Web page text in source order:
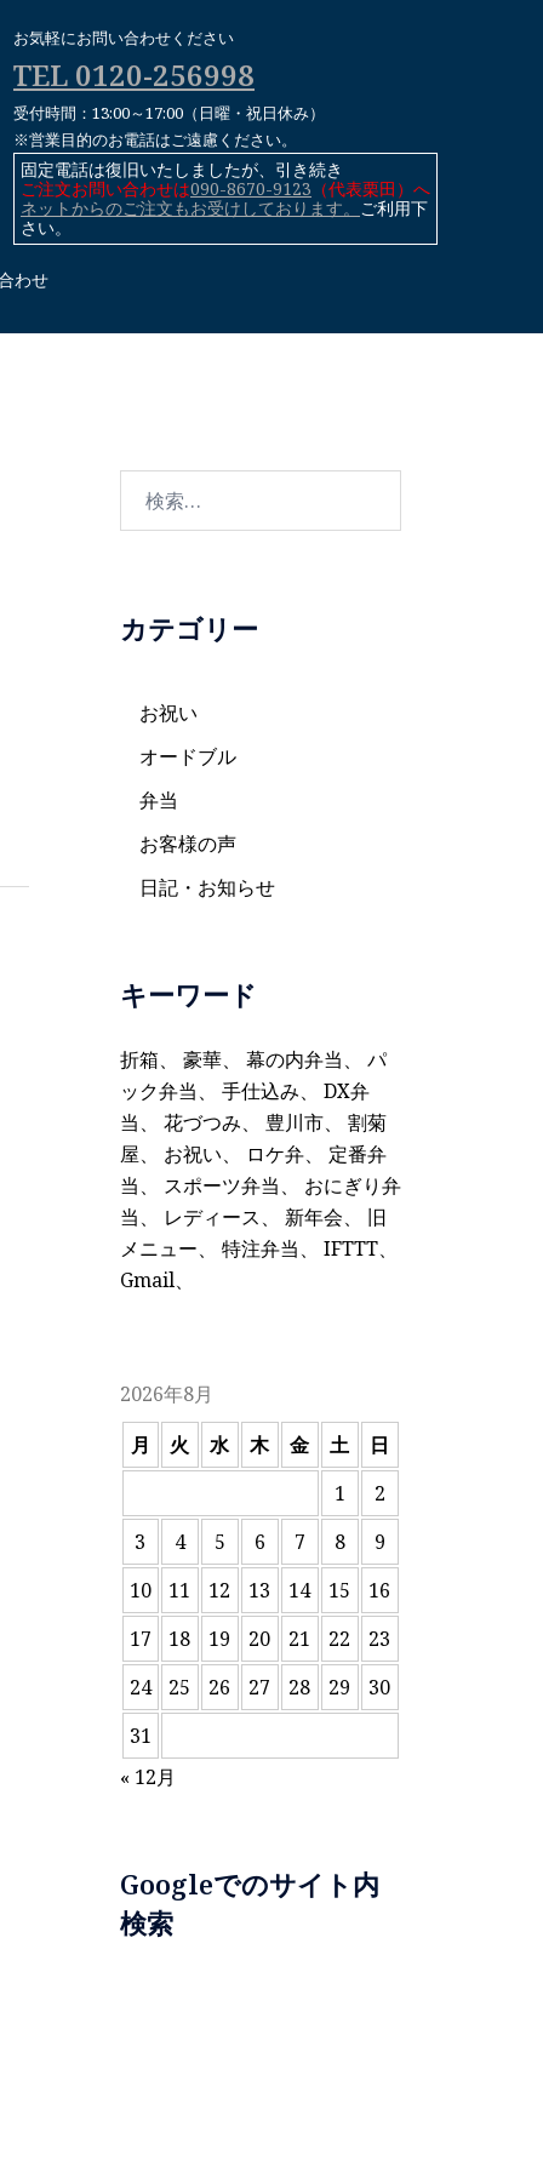
お気軽にお問い合わせください
TEL 0120-256998
受付時間：13:00～17:00（日曜・祝日休み）
※営業目的のお電話はご遠慮ください。
固定電話は復旧いたしましたが、引き続き
ご注文お問い合わせは090-8670-9123 （代表栗田）へ
ネットからのご注文もお受けしております。 ご利用下
さい。
わせ
カテゴリー
お祝い
オードブル
弁当
お客様の声
日記・お知らせ
キーワード
折箱、 豪華、 幕の内弁当、 パ
ック弁当、 手仕込み、 DX弁
当、 花づつみ、 豊川市、 割菊
屋、 お祝い、 ロケ弁、 定番弁
当、 スポーツ弁当、 おにぎり弁
当、 レディース、 新年会、 旧
メニュー、 特注弁当、 IFTTT、
Gmail、
2026年8月
月
火 水 木 金 土
日
1
2
3
4 5 6 7 8
9
10
11 12 13 14 15
16
17
18 19 20 21 22
23
24
25 26 27 28 29
30
31
« 12月
Googleでのサイト内
検索